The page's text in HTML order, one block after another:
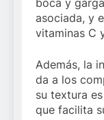
boca y
asociada, y
vitaminas C
Además, la
da a los
su textura
que facilita